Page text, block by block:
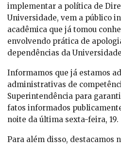
implementar a política de
Universidade, vem a público
acadêmica que já tomou
envolvendo prática de
dependências da
Informamos que já estamos
administrativas de
Superintendência para
fatos informados
noite da última sexta-feira, 19.
Para além disso, destacamos